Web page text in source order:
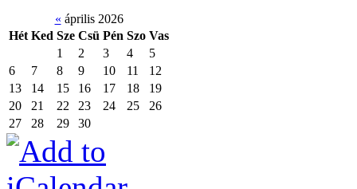
« április 2026
Hét Ked Sze Csü Pén Szo Vas
1
2 3 4
5
6
7 8 9 10 11
12
13
14 15 16 17 18
19
20
21 22 23 24 25
26
27
28 29 30